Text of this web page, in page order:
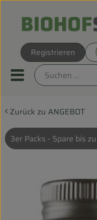
Registrieren
Mobiles
Direkt vom Hof
UNSERE BIOKÖRBE
ANGEBOT
Zurück zu ANGEBOT
3er Packs - Spare bis